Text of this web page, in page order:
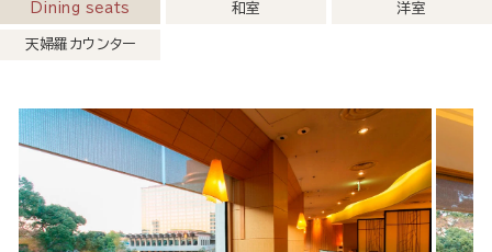
Dining seats 和室 洋室
天婦羅カウンター